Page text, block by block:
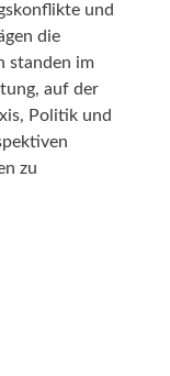
und
die
standen im
auf der
Politik und
zu